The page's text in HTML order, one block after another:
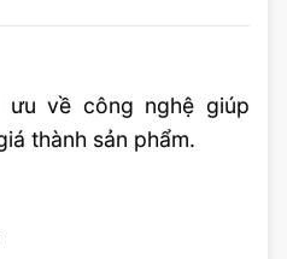
về công nghệ giúp
thành sản phẩm.